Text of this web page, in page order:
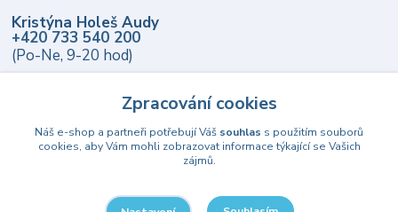
Kristýna Holeš Audy
+420 733 540 200
(Po-Ne, 9-20 hod)
Zpracování cookies
Náš e-shop a partneři potřebují Váš souhlas s použitím souborů
cookies, aby Vám mohli zobrazovat informace týkající se Vašich
zájmů.